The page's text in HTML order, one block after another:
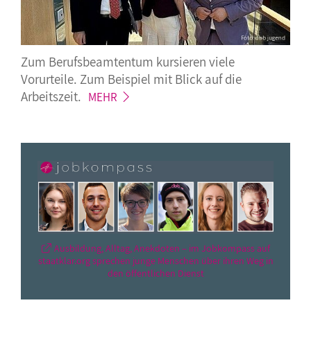
Zum Berufsbeamtentum kursieren viele
Vorurteile. Zum Beispiel mit Blick auf die
Arbeitszeit. MEHR
Ausbildung, Alltag, Anekdoten – im Jobkompass auf
staatklar.org sprechen junge Menschen über ihren Weg in
den öffentlichen Dienst